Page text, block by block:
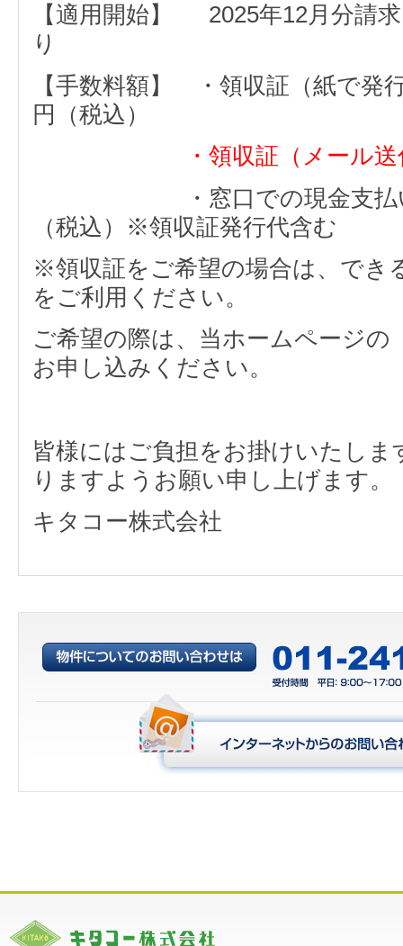
【適用開始】 2025年12月分請
り
【手数料額】 ・領収証（紙
円（税込）
・領収証（メー
・窓口での現金支払い
（税込）※領収証発行代含む
※領収証をご希望の場合は、でき
をご利用ください。
ご希望の際は、当ホームページの
お申し込みください。
皆様にはご負担をお掛けいたしま
りますようお願い申し上げます。
キタコー株式会社